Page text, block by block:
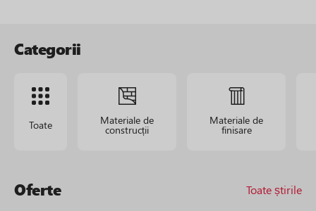
Categorii
Toate Materiale de
construcții
Materiale de
finisare
Oferte Toate știrile